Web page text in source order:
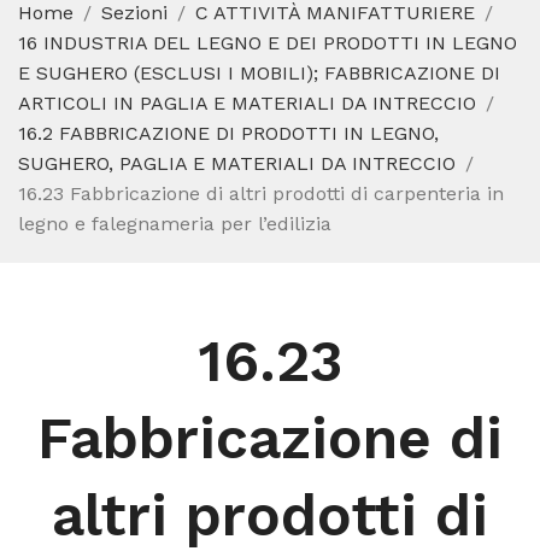
SEZIONI
CODICE ATECO A COSA SERVE
CODICE FISCALE
Home
Sezioni
C ATTIVITÀ MANIFATTURIERE
16 INDUSTRIA DEL LEGNO E DEI PRODOTTI IN LEGNO
E SUGHERO (ESCLUSI I MOBILI); FABBRICAZIONE DI
ARTICOLI IN PAGLIA E MATERIALI DA INTRECCIO
16.2 FABBRICAZIONE DI PRODOTTI IN LEGNO,
SUGHERO, PAGLIA E MATERIALI DA INTRECCIO
16.23 Fabbricazione di altri prodotti di carpenteria in
legno e falegnameria per l’edilizia
16.23
Fabbricazione di
altri prodotti di